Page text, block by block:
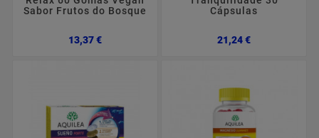
Sabor Frutos do Bosque
13,37 €Preço
Cápsulas
21,24 €Preço